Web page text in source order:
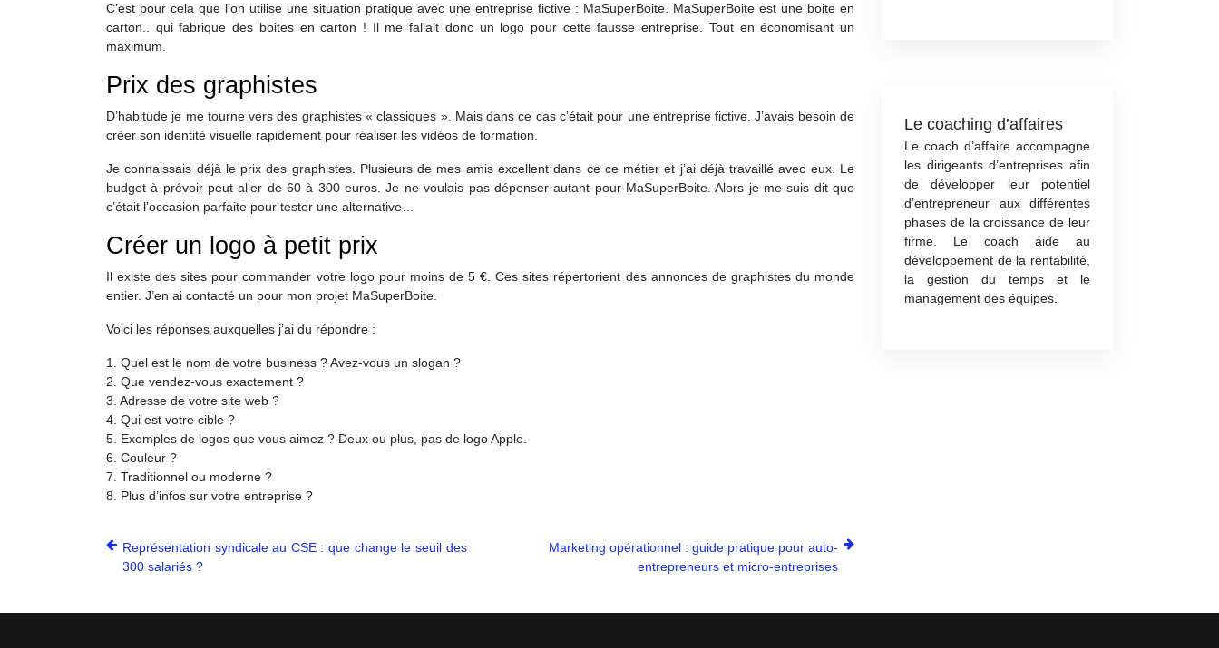
C’est pour cela que l’on utilise une situation pratique avec une entreprise fictive : MaSuperBoite. MaSuperBoite est une boite en
carton.. qui fabrique des boites en carton ! Il me fallait donc un logo pour cette fausse entreprise. Tout en économisant un
maximum.
Prix des graphistes
D’habitude je me tourne vers des graphistes « classiques ». Mais dans ce cas c’était pour une entreprise fictive. J’avais besoin de
créer son identité visuelle rapidement pour réaliser les vidéos de formation.
Je connaissais déjà le prix des graphistes. Plusieurs de mes amis excellent dans ce ce métier et j’ai déjà travaillé avec eux. Le
budget à prévoir peut aller de 60 à 300 euros. Je ne voulais pas dépenser autant pour MaSuperBoite. Alors je me suis dit que
c’était l’occasion parfaite pour tester une alternative…
Créer un logo à petit prix
Il existe des sites pour commander votre logo pour moins de 5 €. Ces sites répertorient des annonces de graphistes du monde
entier. J’en ai contacté un pour mon projet MaSuperBoite.
Voici les réponses auxquelles j’ai du répondre :
1. Quel est le nom de votre business ? Avez-vous un slogan ?
2. Que vendez-vous exactement ?
3. Adresse de votre site web ?
4. Qui est votre cible ?
5. Exemples de logos que vous aimez ? Deux ou plus, pas de logo Apple.
6. Couleur ?
7. Traditionnel ou moderne ?
8. Plus d’infos sur votre entreprise ?
Représentation syndicale au CSE : que change le seuil des
300 salariés ?
Marketing opérationnel : guide pratique pour auto-
entrepreneurs et micro-entreprises
Le coaching d’affaires
Le coach d’affaire accompagne
les dirigeants d’entreprises afin
de développer leur potentiel
d’entrepreneur aux différentes
phases de la croissance de leur
firme. Le coach aide au
développement de la rentabilité,
la gestion du temps et le
management des équipes.